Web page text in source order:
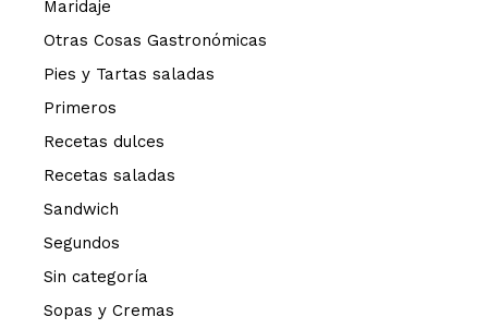
Maridaje
Otras Cosas Gastronómicas
Pies y Tartas saladas
Primeros
Recetas dulces
Recetas saladas
Sandwich
Segundos
Sin categoría
Sopas y Cremas